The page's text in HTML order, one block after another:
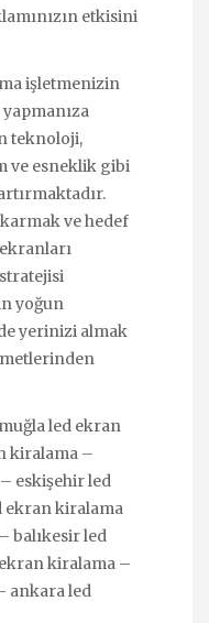
etkisini
işletmenizin
teknoloji,
ve esneklik gibi
ve hedef
yoğun
yerinizi almak
muğla led ekran
kiralama –
– eskişehir led
ekran kiralama
– balıkesir led
kiralama –
ankara led